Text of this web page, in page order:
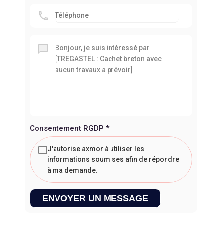
Consentement RGDP *
J'autorise axmor à utiliser les
informations soumises afin de répondre
à ma demande.
ENVOYER UN MESSAGE